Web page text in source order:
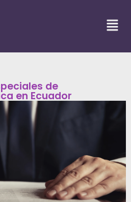
de
en Ecuador